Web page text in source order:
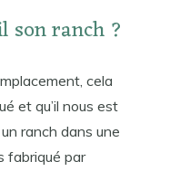
son ranch ?
cela
et qu’il nous est
ranch dans une
fabriqué par